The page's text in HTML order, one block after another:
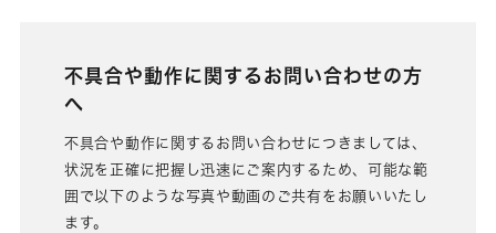
不具合や動作に関するお問い合わせの方
へ
不具合や動作に関するお問い合わせにつきましては、
状況を正確に把握し迅速にご案内するため、可能な範
囲で以下のような写真や動画のご共有をお願いいたし
ます。